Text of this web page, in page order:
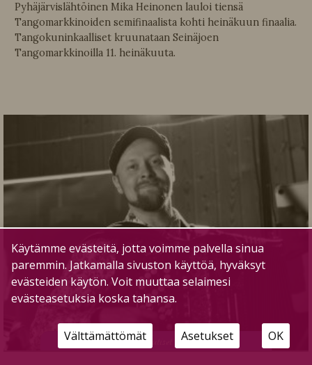
Pyhäjärvislähtöinen Mika Heinonen lauloi tiensä
Tangomarkkinoiden semifinaalista kohti heinäkuun finaalia.
Tangokuninkaalliset kruunataan Seinäjoen
Tangomarkkinoilla 11. heinäkuuta.
U
Käytämme evästeitä, jotta voimme palvella sinua
paremmin. Jatkamalla sivuston käyttöä, hyväksyt
evästeiden käytön. Voit muuttaa selaimesi
evästeasetuksia koska tahansa.
Välttämättömät Asetukset OK